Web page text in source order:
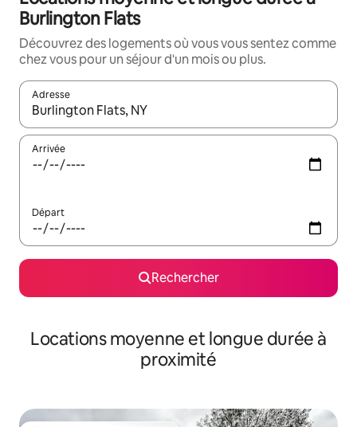
Burlington Flats
Découvrez des logements où vous vous sentez comme
chez vous pour un séjour d'un mois ou plus.
Adresse
Lorsque les résultats s'affichent, utilisez les flèches vers le
Arrivée
Départ
Rechercher
Locations moyenne et longue durée à
proximité